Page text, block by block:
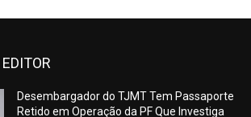
Desembargador do TJMT Tem Passaporte
Retido em Operação da PF Que Investiga